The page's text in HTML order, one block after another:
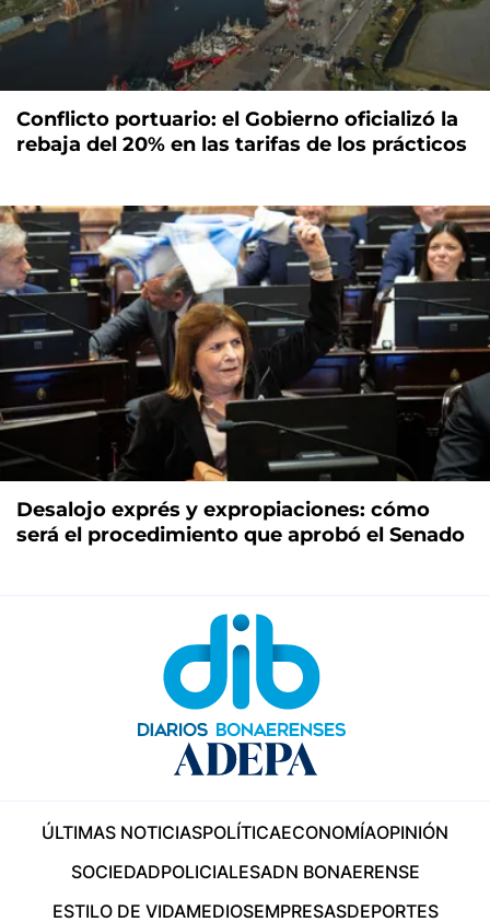
Conflicto portuario: el Gobierno oficializó la
rebaja del 20% en las tarifas de los prácticos
Desalojo exprés y expropiaciones: cómo
será el procedimiento que aprobó el Senado
ÚLTIMAS NOTICIASPOLÍTICAECONOMÍAOPINIÓN
SOCIEDADPOLICIALESADN BONAERENSE
ESTILO DE VIDAMEDIOSEMPRESASDEPORTES